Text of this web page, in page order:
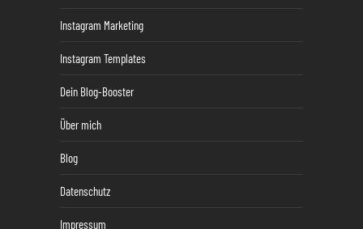
Instagram Marketing
Instagram Templates
Dein Blog-Booster
Über mich
Blog
Datenschutz
Impressum